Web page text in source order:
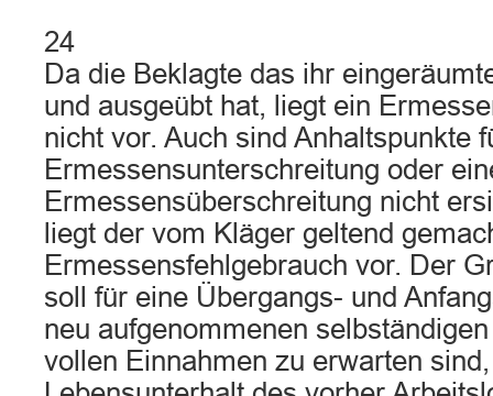
24
Da die Beklagte das ihr
und ausgeübt hat, liegt ein
nicht vor. Auch sind Anhaltspunkte
Ermessensunterschreitung oder
Ermessensüberschreitung nicht
liegt der vom Kläger geltend
Ermessensfehlgebrauch vor. Der
soll für eine Übergangs- und
neu aufgenommenen
vollen Einnahmen zu erwarten